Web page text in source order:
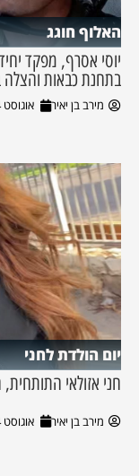
האלוף חוגג
יוסי אסרף, מפקד
בתחנת כבאות
מירב בן יאיר אוגוסט 4, 2026
יום הולדת לחני
חני אזולאי
מירב בן יאיר אוגוסט 4, 2026